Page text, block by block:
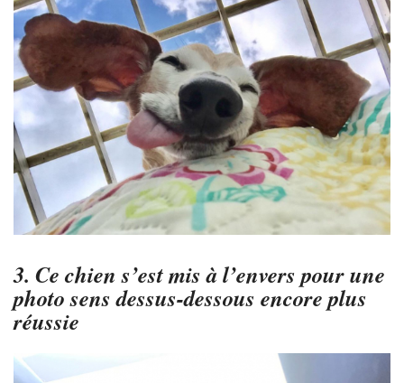
3. Ce chien s’est mis à l’envers pour une
photo sens dessus-dessous encore plus
réussie